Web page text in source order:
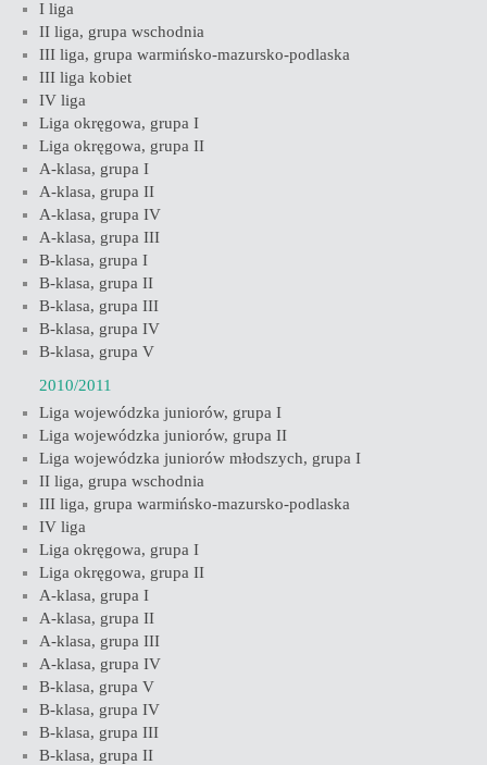
I liga
II liga, grupa wschodnia
III liga, grupa warmińsko-mazursko-podlaska
III liga kobiet
IV liga
Liga okręgowa, grupa I
Liga okręgowa, grupa II
A-klasa, grupa I
A-klasa, grupa II
A-klasa, grupa IV
A-klasa, grupa III
B-klasa, grupa I
B-klasa, grupa II
B-klasa, grupa III
B-klasa, grupa IV
B-klasa, grupa V
2010/2011
Liga wojewódzka juniorów, grupa I
Liga wojewódzka juniorów, grupa II
Liga wojewódzka juniorów młodszych, grupa I
II liga, grupa wschodnia
III liga, grupa warmińsko-mazursko-podlaska
IV liga
Liga okręgowa, grupa I
Liga okręgowa, grupa II
A-klasa, grupa I
A-klasa, grupa II
A-klasa, grupa III
A-klasa, grupa IV
B-klasa, grupa V
B-klasa, grupa IV
B-klasa, grupa III
B-klasa, grupa II